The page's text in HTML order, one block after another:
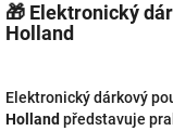
🎁 Elektronický
Holland
Elektronický dárkový
Holland představuje